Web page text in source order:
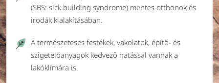
(SBS: sick building syndrome) mentes otthonok és
irodák kialakításában.
A természeteses festékek, vakolatok, építő- és
szigetelőanyagok kedvező hatással vannak a
lakóklímára is.